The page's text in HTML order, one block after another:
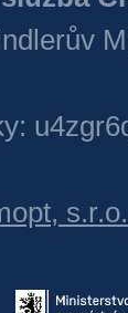
s.r.o.